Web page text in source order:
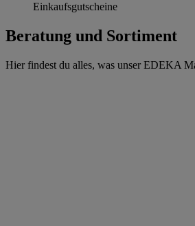
Einkaufsgutscheine
Beratung und Sortiment
Hier findest du alles, was unser EDEKA